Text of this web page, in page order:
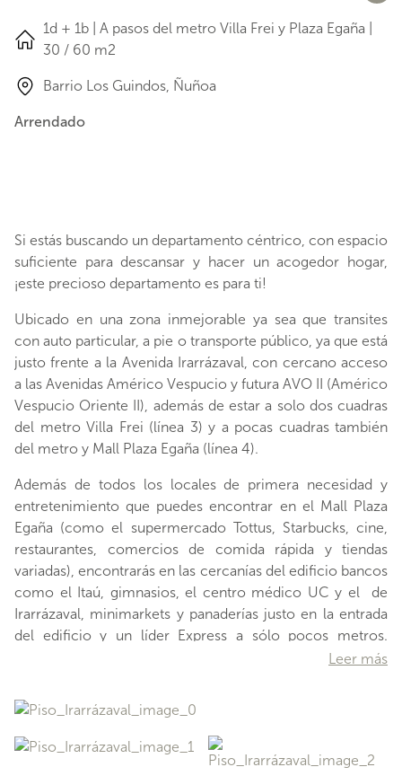
1d + 1b | A pasos del metro Villa Frei y Plaza Egaña |
30 / 60 m2
Barrio Los Guindos, Ñuñoa
Arrendado
Si estás buscando un departamento céntrico, con espacio
suficiente para descansar y hacer un acogedor hogar,
¡este precioso departamento es para ti!
Ubicado en una zona inmejorable ya sea que transites
con auto particular, a pie o transporte público, ya que está
justo frente a la Avenida Irarrázaval, con cercano acceso
a las Avenidas Américo Vespucio y futura AVO II (Américo
Vespucio Oriente II), además de estar a solo dos cuadras
del metro Villa Frei (línea 3) y a pocas cuadras también
del metro y Mall Plaza Egaña (línea 4).
Además de todos los locales de primera necesidad y
entretenimiento que puedes encontrar en el Mall Plaza
Egaña (como el supermercado Tottus, Starbucks, cine,
restaurantes, comercios de comida rápida y tiendas
variadas), encontrarás en las cercanías del edificio bancos
como el Itaú, gimnasios, el centro médico UC y el de
Irarrázaval, minimarkets y panaderías justo en la entrada
del edificio y un líder Express a sólo pocos metros.
Además, si tienes mascota, tendrás a un par de cuadras la
recreación con áreas verdes, como el parque Ramón
Cruz, Plaza Pedro Montt o directamente la Plaza Ñuñoa.
El departamento está equipado con un precioso piso de
Leer más